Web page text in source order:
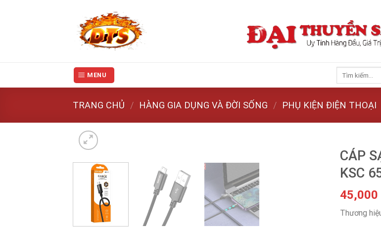
MENU
TRANG CHỦ / HÀNG GIA DỤNG VÀ ĐỜI SỐNG / PHỤ KIỆN ĐIỆN THOẠI
CÁP
KSC
45,000
Thương